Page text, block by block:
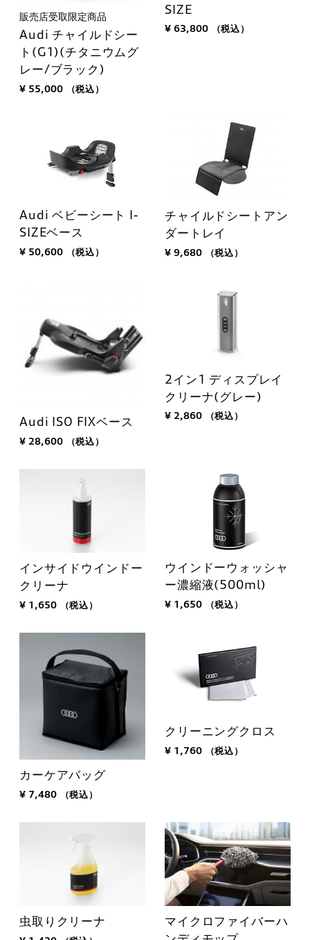
販売店受取限定商品
Audi チャイルドシー
ト(G1)(チタニウムグ
レー/ブラック)
¥ 55,000 （税込）
SIZE
¥ 63,800 （税込）
Audi ベビーシート I-
SIZEベース
¥ 50,600 （税込）
チャイルドシートアン
ダートレイ
¥ 9,680 （税込）
Audi ISO FIXベース
¥ 28,600 （税込）
2イン1 ディスプレイ
クリーナ(グレー)
¥ 2,860 （税込）
インサイドウインドー
クリーナ
¥ 1,650 （税込）
ウインドーウォッシャ
ー濃縮液(500ml)
¥ 1,650 （税込）
カーケアバッグ
¥ 7,480 （税込）
クリーニングクロス
¥ 1,760 （税込）
虫取りクリーナ
マイクロファイバーハ